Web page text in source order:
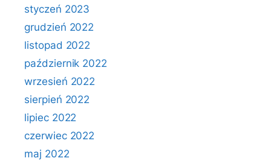
styczeń 2023
grudzień 2022
listopad 2022
październik 2022
wrzesień 2022
sierpień 2022
lipiec 2022
czerwiec 2022
maj 2022